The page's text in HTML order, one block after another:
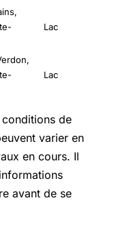
Lac
Lac
de
varier en
en cours. Il
avant de se